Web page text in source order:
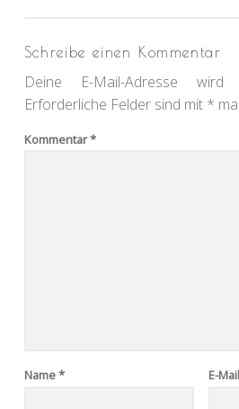
Schreibe einen Kommentar
Deine E-Mail-Adresse wird
Erforderliche Felder sind mit *
Kommentar*
Name* E-